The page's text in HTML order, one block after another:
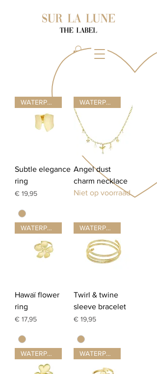
WATERPROOF ☂
Subtle elegance
ring
Prijs
€ 19,95
WATERPROOF ☂
Angel dust
charm necklace
Niet op voorraad
WATERPROOF ☂
Hawaï flower
ring
Prijs
€ 17,95
WATERPROOF ☂
Twirl & twine
sleeve bracelet
Prijs
€ 19,95
WATERPROOF ☂ WATERPROOF ☂